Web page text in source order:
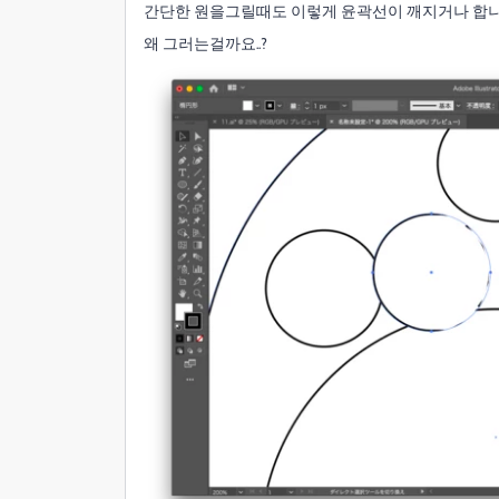
간단한 원을그릴때도 이렇게 윤곽선이 깨지거나 합
왜 그러는걸까요..?